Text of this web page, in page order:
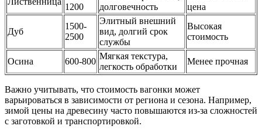
1200
долговечность
цена
Дуб
1500-
2500
Элитный внешний
вид, долгий срок
службы
Высокая
стоимость
Осина 600-800
Мягкая текстура,
легкость обработки
Менее прочная
Важно учитывать, что стоимость вагонки может
варьироваться в зависимости от региона и сезона. Например,
зимой цены на древесину часто повышаются из-за сложностей
с заготовкой и транспортировкой.